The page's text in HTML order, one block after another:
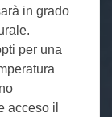
in grado
per una
acceso il